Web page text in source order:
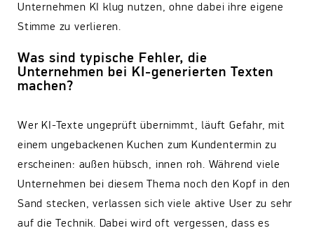
Unternehmen KI klug nutzen, ohne dabei ihre eigene
Stimme zu verlieren.
Was sind typische Fehler, die
Unternehmen bei KI-generierten Texten
machen?
Wer KI-Texte ungeprüft übernimmt, läuft Gefahr, mit
einem ungebackenen Kuchen zum Kundentermin zu
erscheinen: außen hübsch, innen roh. Während viele
Unternehmen bei diesem Thema noch den Kopf in den
Sand stecken, verlassen sich viele aktive User zu sehr
auf die Technik. Dabei wird oft vergessen, dass es